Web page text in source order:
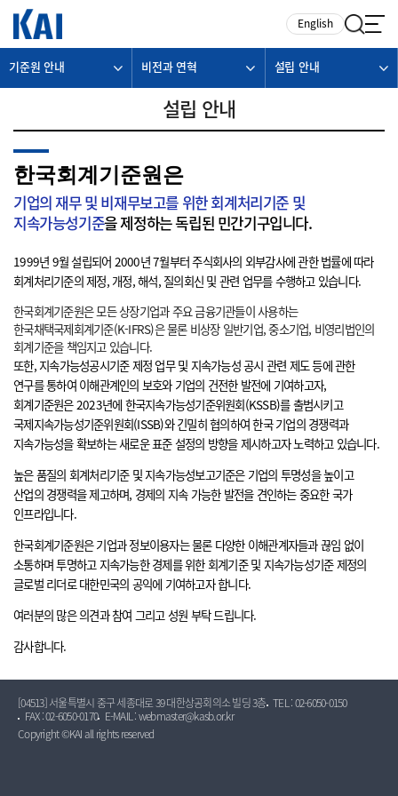
English
기준원 안내 비전과 연혁 설립 안내
설립 안내
한국회계기준원은
기업의 재무 및 비재무보고를 위한 회계처리기준 및
지속가능성기준을 제정하는 독립된 민간기구입니다.
1999년 9월 설립되어 2000년 7월부터 주식회사의 외부감사에 관한 법률에 따라
회계처리기준의 제정, 개정, 해석, 질의회신 및 관련 업무를 수행하고 있습니다.
한국회계기준원은 모든 상장기업과 주요 금융기관들이 사용하는
한국채택국제회계기준(K-IFRS)은 물론 비상장 일반기업, 중소기업, 비영리법인의
회계기준을 책임지고 있습니다.
또한, 지속가능성공시기준 제정 업무 및 지속가능성 공시 관련 제도 등에 관한
연구를 통하여 이해관계인의 보호와 기업의 건전한 발전에 기여하고자,
회계기준원은 2023년에 한국지속가능성기준위원회(KSSB)를 출범시키고
국제지속가능성기준위원회(ISSB)와 긴밀히 협의하여 한국 기업의 경쟁력과
지속가능성을 확보하는 새로운 표준 설정의 방향을 제시하고자 노력하고 있습니다.
높은 품질의 회계처리기준 및 지속가능성보고기준은 기업의 투명성을 높이고
산업의 경쟁력을 제고하며, 경제의 지속 가능한 발전을 견인하는 중요한 국가
인프라입니다.
한국회계기준원은 기업과 정보이용자는 물론 다양한 이해관계자들과 끊임 없이
소통하며 투명하고 지속가능한 경제를 위한 회계기준 및 지속가능성기준 제정의
글로벌 리더로 대한민국의 공익에 기여하고자 합니다.
여러분의 많은 의견과 참여 그리고 성원 부탁 드립니다.
감사합니다.
[04513] 서울특별시 중구 세종대로 39 대한상공회의소 빌딩 3층 TEL : 02-6050-0150
FAX : 02-6050-0170
E-MAIL : webmaster@kasb.or.kr
Copyright ©KAI all rights reserved